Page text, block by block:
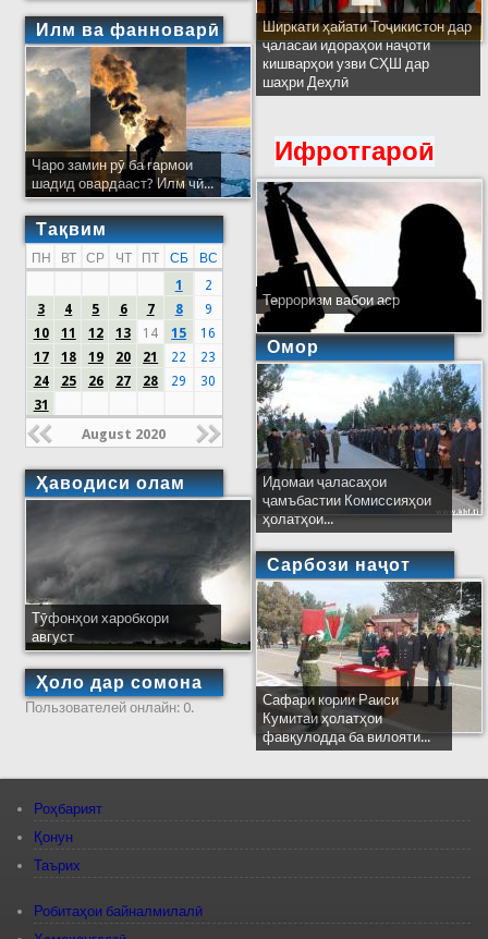
Илм ва фанноварӣ
Чаро замин рӯ ба гармои
шадид овардааст? Илм чӣ...
Тақвим
ПН ВТ СР ЧТ ПТ СБ
ВС
1
2
3
4 5 6 7 8
9
10
11 12 13 14 15
16
17
18 19 20 21 22
23
24
25 26 27 28 29
30
31
August 2020
Ҳаводиси олам
Тӯфонҳои харобкори
август
Ҳоло дар сомона
Пользователей онлайн: 0.
Ширкати ҳайати Тоҷикистон дар
ҷаласаи идораҳои наҷоти
кишварҳои узви СҲШ дар
шаҳри Деҳлӣ
Ифротгароӣ
Терроризм вабои аср
Омор
Идомаи ҷаласаҳои
ҷамъбастии Комиссияҳои
ҳолатҳои...
Сарбози наҷот
Сафари кории Раиси
Кумитаи ҳолатҳои
фавқулодда ба вилояти...
Роҳбарият
Қонун
Таърих
Робитаҳои байналмилалӣ